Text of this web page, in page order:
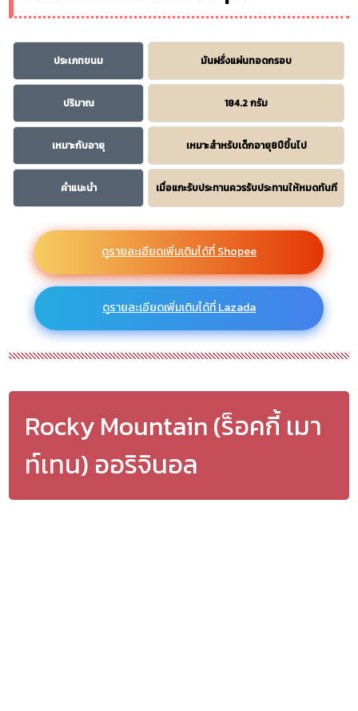
ประเภทขนม มันฝรั่งแผ่นทอดกรอบ
ปริมาณ 184.2 กรัม
เหมาะกับอายุ เหมาะสำหรับเด็กอายุ8ปีขึ้นไป
คำแนะนำ เมื่อแกะรับประทานควรรับประทานให้หมดทันที
ดูรายละเอียดเพิ่มเติมได้ที่ Shopee
ดูรายละเอียดเพิ่มเติมได้ที่ Lazada
Rocky Mountain (ร็อคกี้ เมา
ท์เทน) ออริจินอล